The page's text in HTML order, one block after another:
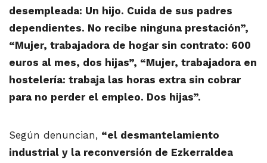
desempleada: Un hijo. Cuida de sus padres
dependientes. No recibe ninguna prestación”,
“Mujer, trabajadora de hogar sin contrato: 600
euros al mes, dos hijas”, “Mujer, trabajadora en
hostelería: trabaja las horas extra sin cobrar
para no perder el empleo. Dos hijas”.
Según denuncian, “el desmantelamiento
industrial y la reconversión de Ezkerraldea